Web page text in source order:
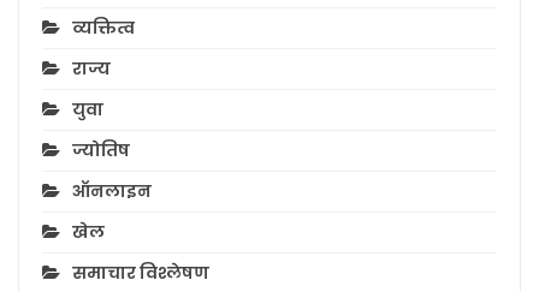
व्यक्तित्व
राज्य
युवा
ज्योतिष
ऑनलाइन
खेल
समाचार विश्लेषण